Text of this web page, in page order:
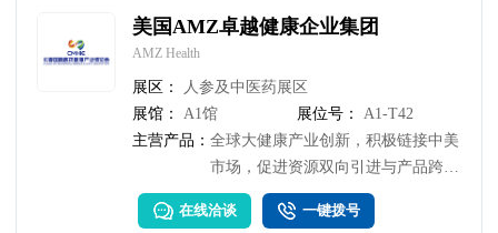
美国AMZ卓越健康企业集团
AMZ Health
展区：
人参及中医药展区
展馆：
A1馆 展位号：
A1-T42
主营产品：全球大健康产业创新，积极链接中美
市场，促进资源双向引进与产品跨境
流动，打造务实高效的国际合作平
台。
在线洽谈 一键拨号